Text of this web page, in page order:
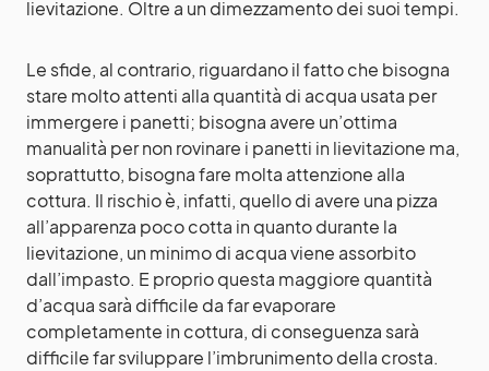
lievitazione. Oltre a un dimezzamento dei suoi tempi.
Le sfide, al contrario, riguardano il fatto che bisogna
stare molto attenti alla quantità di acqua usata per
immergere i panetti; bisogna avere un’ottima
manualità per non rovinare i panetti in lievitazione ma,
soprattutto, bisogna fare molta attenzione alla
cottura. Il rischio è, infatti, quello di avere una pizza
all’apparenza poco cotta in quanto durante la
lievitazione, un minimo di acqua viene assorbito
dall’impasto. E proprio questa maggiore quantità
d’acqua sarà difficile da far evaporare
completamente in cottura, di conseguenza sarà
difficile far sviluppare l’imbrunimento della crosta.